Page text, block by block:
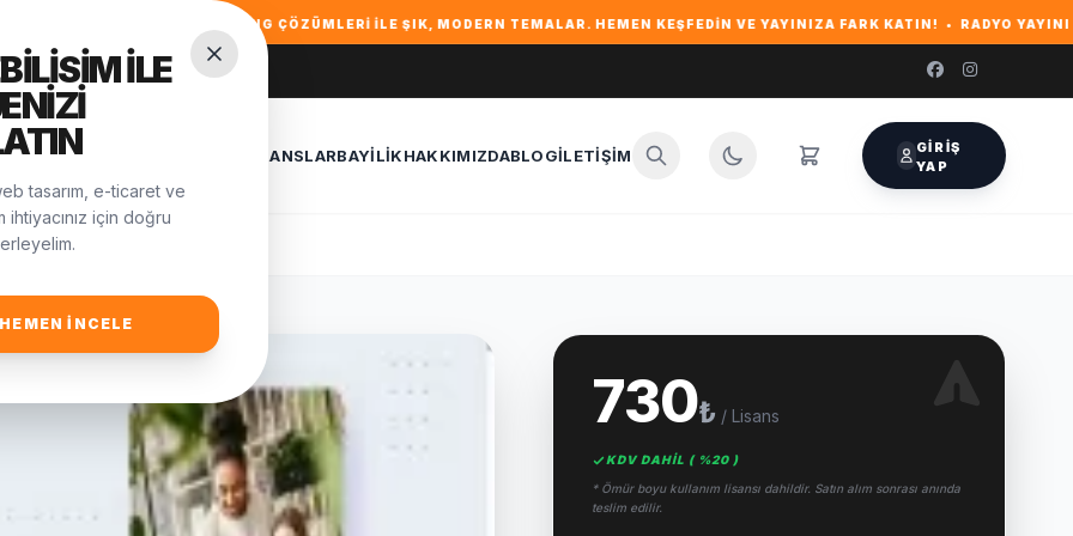
HOSTING ÇÖZÜMLERI ILE ŞIK, MODERN TEMALAR. HEMEN KEŞFEDIN VE YAYINIZA FARK KATIN! • RADYO YAYINI VE WEB
YAZILIMLARIMIZ REFERANSLARBAYILIKHAKKIMIZDABLOGİLETIŞIM
GIRIŞ
YAP
730₺ / Lisans
KDV DAHİL ( %20 )
* Ömür boyu kullanım lisansı dahildir. Satın alım sonrası anında
teslim edilir.
ILE
tasarım, e-ticaret ve
ihtiyacınız için doğru
HEMEN İNCELE